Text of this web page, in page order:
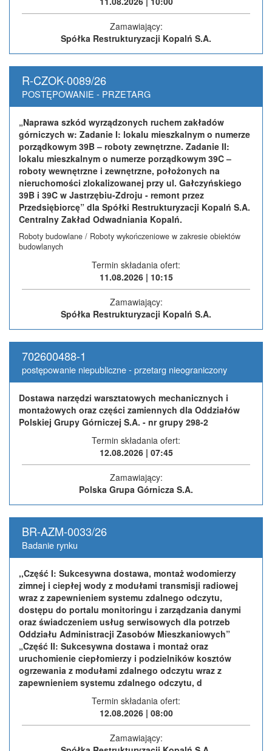
Zamawiający:
Spółka Restrukturyzacji Kopalń S.A.
R-CZOK-0089/26
POSTĘPOWANIE - PRZETARG
„Naprawa szkód wyrządzonych ruchem zakładów
górniczych w: Zadanie I: lokalu mieszkalnym o numerze
porządkowym 39B – roboty zewnętrzne. Zadanie II:
lokalu mieszkalnym o numerze porządkowym 39C –
roboty wewnętrzne i zewnętrzne, położonych na
nieruchomości zlokalizowanej przy ul. Gałczyńskiego
39B i 39C w Jastrzębiu-Zdroju - remont przez
Przedsiębiorcę” dla Spółki Restrukturyzacji Kopalń S.A.
Centralny Zakład Odwadniania Kopalń.
Roboty budowlane / Roboty wykończeniowe w zakresie obiektów
budowlanych
Termin składania ofert:
11.08.2026 | 10:15
Zamawiający:
Spółka Restrukturyzacji Kopalń S.A.
702600488-1
postępowanie niepubliczne - przetarg nieograniczony
Dostawa narzędzi warsztatowych mechanicznych i
montażowych oraz części zamiennych dla Oddziałów
Polskiej Grupy Górniczej S.A. - nr grupy 298-2
Termin składania ofert:
12.08.2026 | 07:45
Zamawiający:
Polska Grupa Górnicza S.A.
BR-AZM-0033/26
Badanie rynku
,,Część I: Sukcesywna dostawa, montaż wodomierzy
zimnej i ciepłej wody z modułami transmisji radiowej
wraz z zapewnieniem systemu zdalnego odczytu,
dostępu do portalu monitoringu i zarządzania danymi
oraz świadczeniem usług serwisowych dla potrzeb
Oddziału Administracji Zasobów Mieszkaniowych”
„Część II: Sukcesywna dostawa i montaż oraz
uruchomienie ciepłomierzy i podzielników kosztów
ogrzewania z modułami zdalnego odczytu wraz z
zapewnieniem systemu zdalnego odczytu, d
Termin składania ofert:
12.08.2026 | 08:00
Zamawiający: